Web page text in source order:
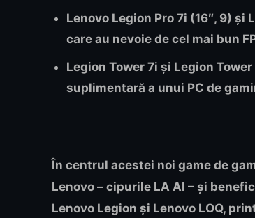
Lenovo Legion Pro 7i (16″, 9) și
care au nevoie de cel mai bun
Legion Tower 7i și Legion Tower
suplimentară a unui PC de
În centrul acestei noi game de
Lenovo – cipurile LA AI – și
Lenovo Legion și Lenovo LOQ,